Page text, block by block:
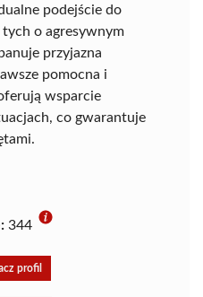
podejście do
o agresywnym
przyjazna
pomocna i
wsparcie
co gwarantuje
344
profil